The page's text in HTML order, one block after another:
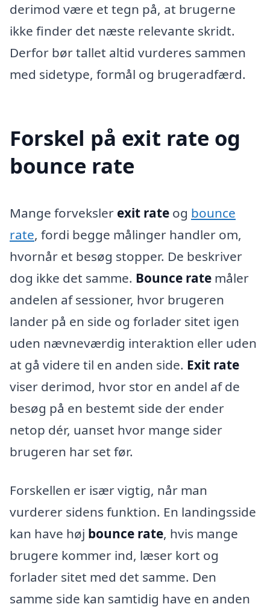
derimod være et tegn på, at brugerne
ikke finder det næste relevante skridt.
Derfor bør tallet altid vurderes sammen
med sidetype, formål og brugeradfærd.
Forskel på exit rate og
bounce rate
Mange forveksler exit rate og bounce
rate, fordi begge målinger handler om,
hvornår et besøg stopper. De beskriver
dog ikke det samme. Bounce rate måler
andelen af sessioner, hvor brugeren
lander på en side og forlader sitet igen
uden nævneværdig interaktion eller uden
at gå videre til en anden side. Exit rate
viser derimod, hvor stor en andel af de
besøg på en bestemt side der ender
netop dér, uanset hvor mange sider
brugeren har set før.
Forskellen er især vigtig, når man
vurderer sidens funktion. En landingsside
kan have høj bounce rate, hvis mange
brugere kommer ind, læser kort og
forlader sitet med det samme. Den
samme side kan samtidig have en anden